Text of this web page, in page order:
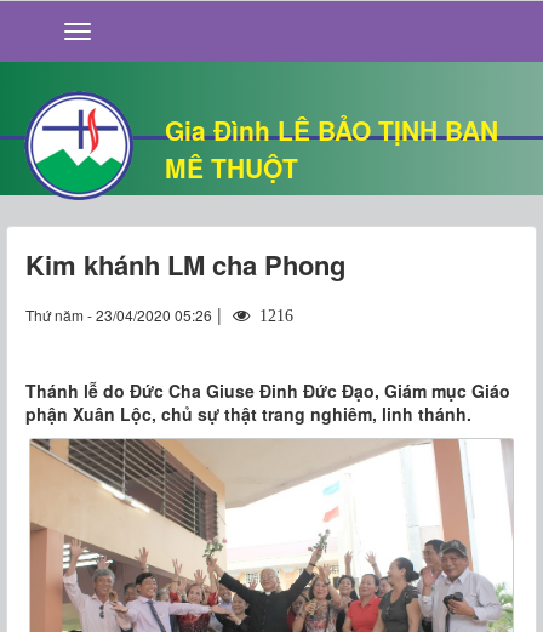
Gia Đình LÊ BẢO TỊNH BAN
MÊ THUỘT
GIỚI THIỆU
TIN TỨC
SỐNG ĐẠO
CHUYỆN NHÀ
QUÁN VĂN
THƯ GIÃN
Kim khánh LM cha Phong
Thứ năm - 23/04/2020 05:26 | 1216
Thánh lễ do Đức Cha Giuse Đinh Đức Đạo, Giám mục Giáo
phận Xuân Lộc, chủ sự thật trang nghiêm, linh thánh.